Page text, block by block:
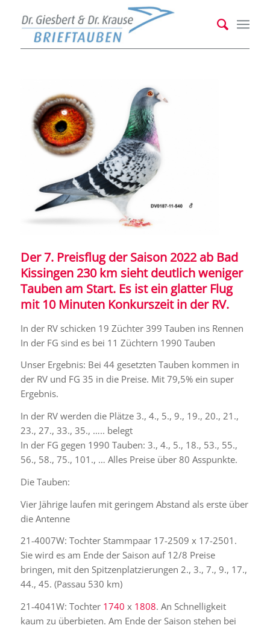
Der 7. Preisflug der Saison 2022 ab Bad
Kissingen 230 km sieht deutlich weniger
Tauben am Start. Es ist ein glatter Flug
mit 10 Minuten Konkurszeit in der RV.
In der RV schicken 19 Züchter 399 Tauben ins Rennen
In der FG sind es bei 11 Züchtern 1990 Tauben
Unser Ergebnis: Bei 44 gesetzten Tauben kommen in
der RV und FG 35 in die Preise. Mit 79,5% ein super
Ergebnis.
In der RV werden die Plätze 3., 4., 5., 9., 19., 20., 21.,
23., 27., 33., 35., ….. belegt
In der FG gegen 1990 Tauben: 3., 4., 5., 18., 53., 55.,
56., 58., 75., 101., … Alles Preise über 80 Asspunkte.
Die Tauben:
Vier Jährige laufen mit geringem Abstand als erste über
die Antenne
21-4007W: Tochter Stammpaar 17-2509 x 17-2501.
Sie wird es am Ende der Saison auf 12/8 Preise
bringen, mit den Spitzenplatzierungen 2., 3., 7., 9., 17.,
44., 45. (Passau 530 km)
21-4041W: Tochter 1740 x 1808. An Schnelligkeit
kaum zu überbieten. Am Ende der Saison stehen bei